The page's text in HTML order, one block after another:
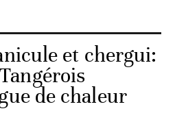
et chergui:
de chaleur